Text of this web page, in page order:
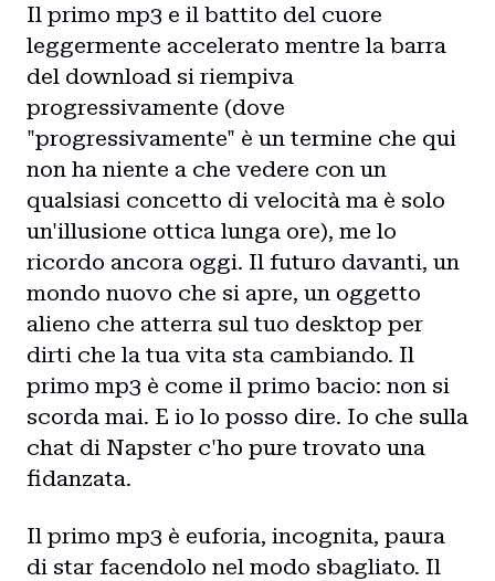
Il primo mp3 e il battito del cuore
leggermente accelerato mentre la barra
del download si riempiva
progressivamente (dove
"progressivamente" è un termine che qui
non ha niente a che vedere con un
qualsiasi concetto di velocità ma è solo
un'illusione ottica lunga ore), me lo
ricordo ancora oggi. Il futuro davanti, un
mondo nuovo che si apre, un oggetto
alieno che atterra sul tuo desktop per
dirti che la tua vita sta cambiando. Il
primo mp3 è come il primo bacio: non si
scorda mai. E io lo posso dire. Io che sulla
chat di Napster c'ho pure trovato una
fidanzata.
Il primo mp3 è euforia, incognita, paura
di star facendolo nel modo sbagliato. Il